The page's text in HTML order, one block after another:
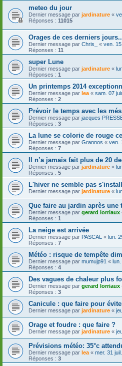
meteo du jour
Dernier message par jardinature «
Réponses : 11015
Orages de ces derniers
Dernier message par Chris_ « ven.
Réponses : 11
super Lune
Dernier message par jardinature «
Réponses : 1
Un printemps 2014
Dernier message par lea « sam. 07
Réponses : 2
Prévoir le temps avec les
Dernier message par jacques
Réponses : 3
La lune se colorie de rouge
Dernier message par Grannos « ven.
Réponses : 7
Il n’a jamais fait plus de 20
Dernier message par jardinature «
Réponses : 5
L'hiver ne semble pas
Dernier message par jardinature «
Que faire au jardin après
Dernier message par gerard lorriaux
Réponses : 1
La neige est arrivée
Dernier message par PASCAL « lun.
Réponses : 7
Météo : risque de tempête
Dernier message par mumujp91 «
Réponses : 4
Des vagues de chaleur plus
Dernier message par gerard lorriaux
Réponses : 3
Canicule : que faire pour
Dernier message par jardinature «
Orage et foudre : que faire ?
Dernier message par jardinature «
Prévisions météo: 35°c
Dernier message par lea « mer. 31
Réponses : 3